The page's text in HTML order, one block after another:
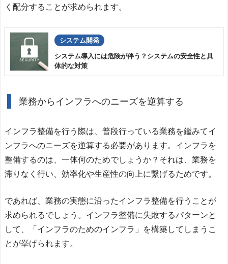
く配分することが求められます。
システム開発
システム導入には危険が伴う？システムの安全性と具
体的な対策
業務からインフラへのニーズを逆算する
インフラ整備を行う際は、普段行っている業務を鑑みてイ
ンフラへのニーズを逆算する必要があります。インフラを
整備するのは、一体何のためでしょうか？それは、業務を
滞りなく行い、効率化や生産性の向上に繋げるためです。
であれば、業務の実態に沿ったインフラ整備を行うことが
求められるでしょう。インフラ整備に失敗するパターンと
して、「インフラのためのインフラ」を構築してしまうこ
とが挙げられます。